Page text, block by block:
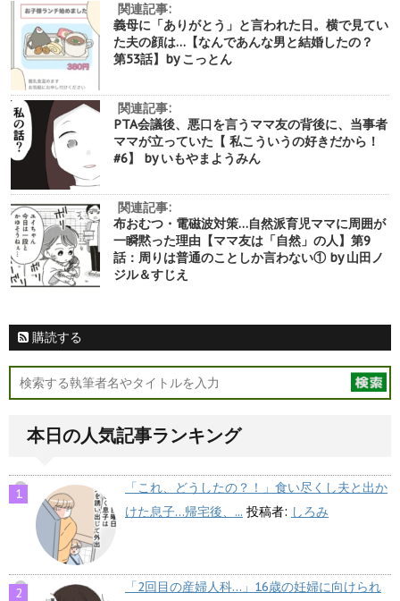
関連記事:
義母に「ありがとう」と言われた日。横で見てい
た夫の顔は…【なんであんな男と結婚したの？
第53話】by こっとん
関連記事:
PTA会議後、悪口を言うママ友の背後に、当事者
ママが立っていた【 私こういうの好きだから！
#6】 by いもやまようみん
関連記事:
布おむつ・電磁波対策…自然派育児ママに周囲が
一瞬黙った理由【ママ友は「自然」の人】第9
話：周りは普通のことしか言わない① by 山田ノ
ジル＆すじえ
購読する
本日の人気記事ランキング
「これ、どうしたの？！」食い尽くし夫と出か
けた息子…帰宅後、... 投稿者: しろみ
「2回目の産婦人科…」16歳の妊婦に向けられ